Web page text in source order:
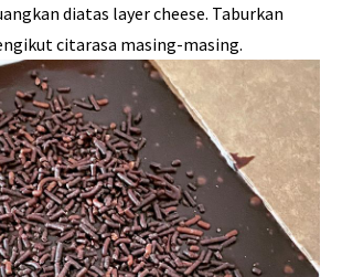
diatas layer cheese. Taburkan
citarasa masing-masing.